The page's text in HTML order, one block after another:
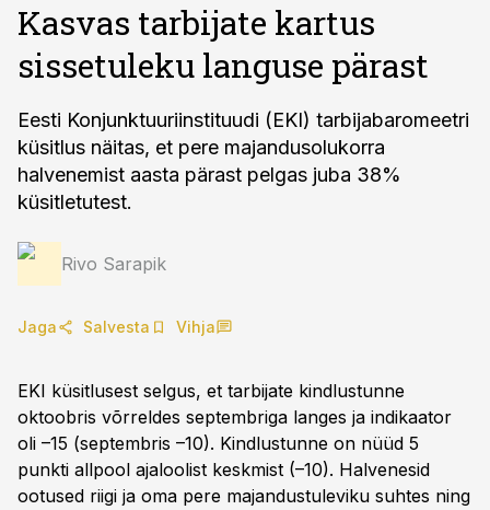
Kasvas tarbijate kartus
sissetuleku languse pärast
Eesti Konjunktuuriinstituudi (EKI) tarbijabaromeetri
küsitlus näitas, et pere majandusolukorra
halvenemist aasta pärast pelgas juba 38%
küsitletutest.
Rivo Sarapik
Jaga Salvesta Vihja
EKI küsitlusest selgus, et tarbijate kindlustunne
oktoobris võrreldes septembriga langes ja indikaator
oli –15 (septembris –10). Kindlustunne on nüüd 5
punkti allpool ajaloolist keskmist (–10). Halvenesid
ootused riigi ja oma pere majandustuleviku suhtes ning